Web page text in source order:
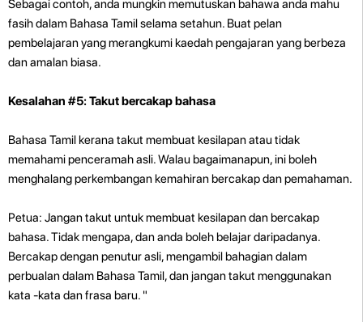
Sebagai contoh, anda mungkin memutuskan bahawa anda mahu
fasih dalam Bahasa Tamil selama setahun. Buat pelan
pembelajaran yang merangkumi kaedah pengajaran yang berbeza
dan amalan biasa.
Kesalahan #5: Takut bercakap bahasa
Bahasa Tamil kerana takut membuat kesilapan atau tidak
memahami penceramah asli. Walau bagaimanapun, ini boleh
menghalang perkembangan kemahiran bercakap dan pemahaman.
Petua: Jangan takut untuk membuat kesilapan dan bercakap
bahasa. Tidak mengapa, dan anda boleh belajar daripadanya.
Bercakap dengan penutur asli, mengambil bahagian dalam
perbualan dalam Bahasa Tamil, dan jangan takut menggunakan
kata -kata dan frasa baru. "